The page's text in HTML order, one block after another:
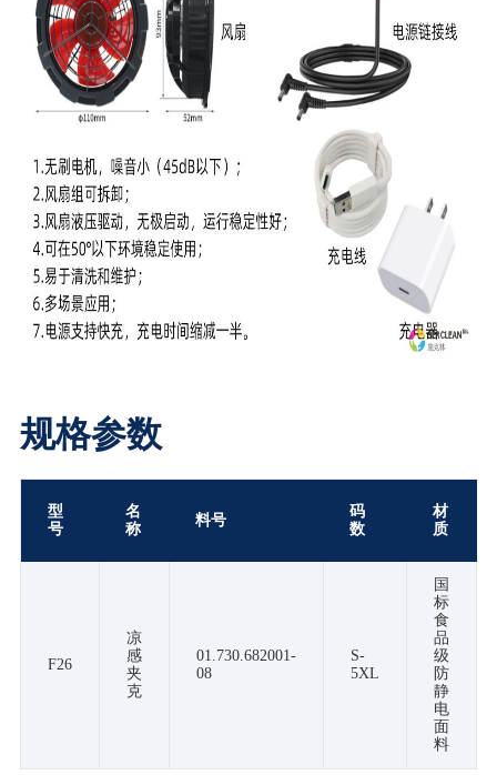
规格参数
型
号
名
称
料号
码
数
材
质
F26
凉
感
夹
克
01.730.682001-
08
S-
5XL
国
标
食
品
级
防
静
电
面
料